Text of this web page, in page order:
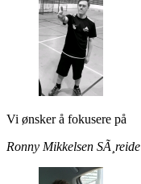
Vi ønsker å fokusere på
Ronny Mikkelsen SÃ¸reide